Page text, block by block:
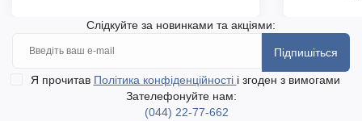
Слідкуйте за новинками та акціями:
Підпишіться
Я прочитав Політика конфіденційності і згоден з вимогами
Зателефонуйте нам:
(044) 22-77-662